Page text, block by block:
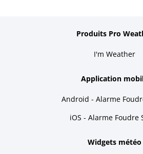
Produits Pro
I'm Weather
Application
Android - Alarme
iOS - Alarme Foudre
Widgets météo